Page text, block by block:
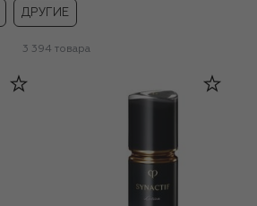
ДРУГИЕ
3 394 товара